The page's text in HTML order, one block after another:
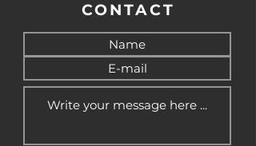
CONTACT